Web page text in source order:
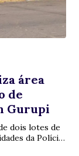
área
de
Gurupi
dois lotes de
da Polícia